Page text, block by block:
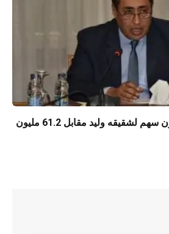
حسام زكى يبيع 17 مليون سهم لشقيقه وليد مقابل 61.2 مليون